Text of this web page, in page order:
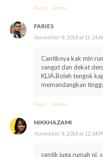
Reply Delete
FARIES
November 8, 2018 at 11:24
Cantiknya kak min
sangat dan dekat
KLIA.Boleh tengok
memandangkan
Reply Delete
NIKKHAZAMI
November 8, 2018 at 12:24
centik juga rumah ni.